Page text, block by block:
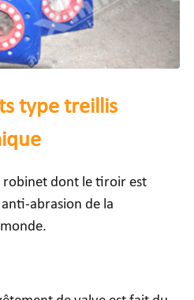
type treillis
robinet dont le tiroir est
abrasion de la